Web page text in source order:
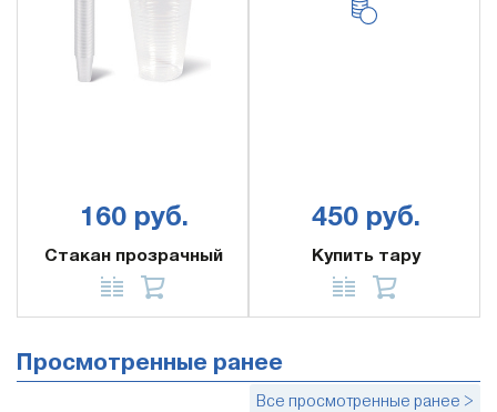
160 руб.
Стакан прозрачный
450 руб.
Купить тару
Просмотренные ранее
Все просмотренные ранее >